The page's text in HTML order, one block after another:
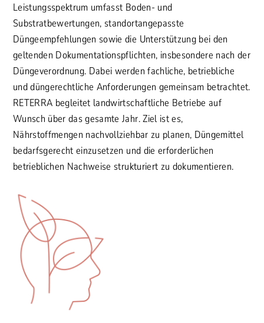
Leistungsspektrum umfasst Boden- und
Substratbewertungen, standortangepasste
Düngeempfehlungen sowie die Unterstützung bei den
geltenden Dokumentationspflichten, insbesondere nach der
Düngeverordnung. Dabei werden fachliche, betriebliche
und düngerechtliche Anforderungen gemeinsam betrachtet.
RETERRA begleitet landwirtschaftliche Betriebe auf
Wunsch über das gesamte Jahr. Ziel ist es,
Nährstoffmengen nachvollziehbar zu planen, Düngemittel
bedarfsgerecht einzusetzen und die erforderlichen
betrieblichen Nachweise strukturiert zu dokumentieren.